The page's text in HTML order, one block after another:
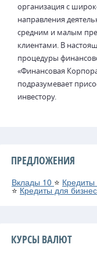
организация с
направления
средним и малым
клиентами. В
процедуры
«Финансовая
подразумевает
инвестору.
ПРЕДЛОЖЕНИЯ
Вклады 10 ⭐ Кредиты
⭐Кредиты для
КУРСЫ ВАЛЮТ